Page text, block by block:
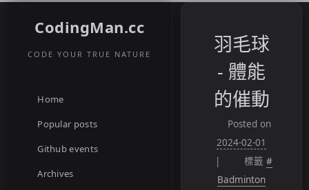
CodingMan.cc
CODE YOUR TRUE NATURE
Home
Popular posts
Github events
Archives
羽毛球
- 體能
的催動
Posted on
2024-02-01
標籤 #
Badminton